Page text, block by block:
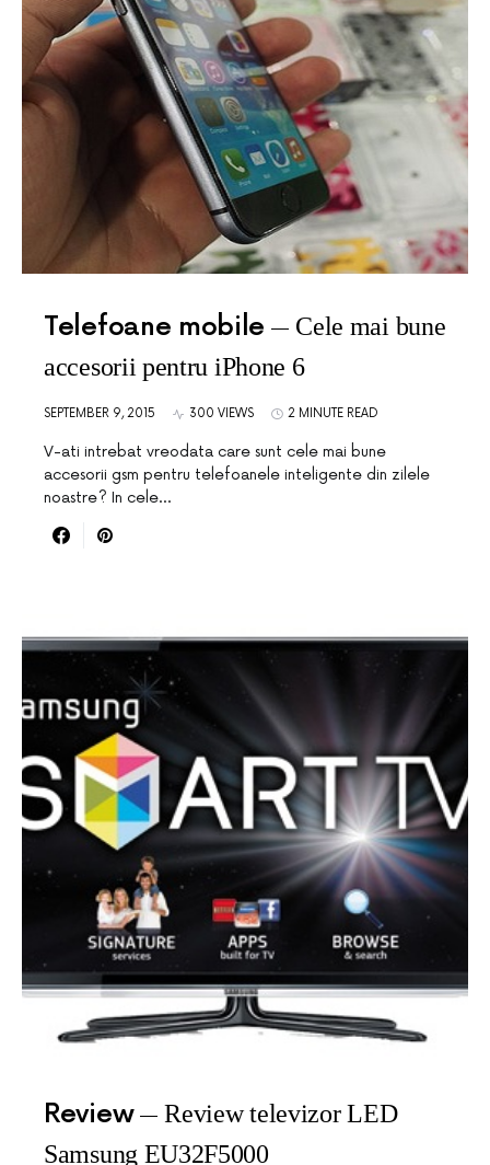
Telefoane mobile
Cele mai bune
accesorii pentru iPhone 6
SEPTEMBER 9, 2015 300 VIEWS 2 MINUTE READ
V-ati intrebat vreodata care sunt cele mai bune
accesorii gsm pentru telefoanele inteligente din zilele
noastre? In cele…
Review
Review televizor LED
Samsung EU32F5000